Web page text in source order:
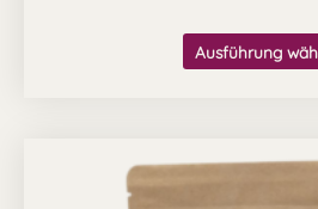
Ausführung